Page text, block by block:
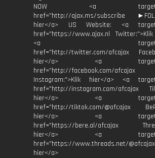
NOW <a
href="http://ajax.ms/subscribe
hier</a> US Website: <a
href="https://www.ajax.nl
<a
href="http://twitter.com/afcajax
hier</a> <a
href="http://facebook.com/afcajax
Instagram:">Klik hier</a> <a
href="http://instagram.com/afcajax
hier</a> <a
href="http://tiktok.com/@afcajax
hier</a> <a
href="https://bere.al/afcajax
hier</a> <a
href="https://www.threads.net/
hier</a>